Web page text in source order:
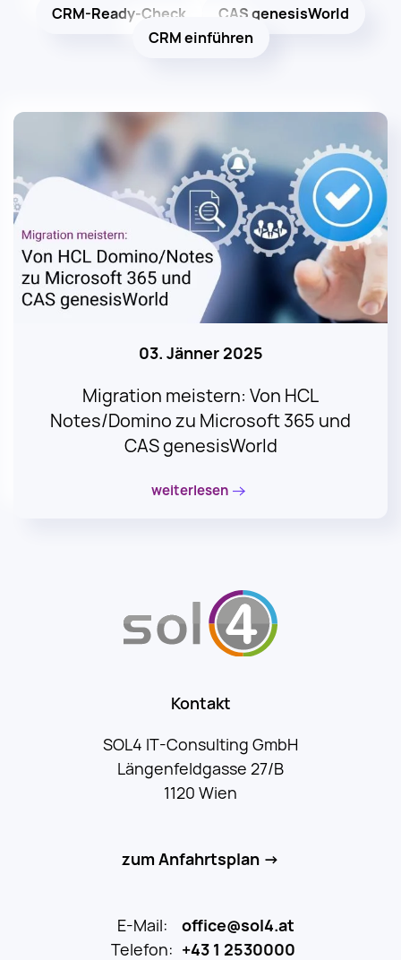
CRM-Ready-Check
CAS genesisWorld
CRM einführen
03. Jänner 2025
Migration meistern: Von HCL
Notes/Domino zu Microsoft 365 und
CAS genesisWorld
weiterlesen
Kontakt
SOL4 IT-Consulting GmbH
Längenfeldgasse 27/B
1120 Wien
zum Anfahrtsplan →
E-Mail:
office@sol4.at
Telefon: +43 1 2530000